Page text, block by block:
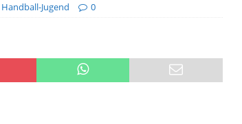
Handball-Jugend 0